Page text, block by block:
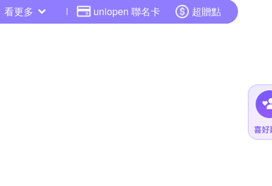
看更多 uniopen 聯名卡 超贈點